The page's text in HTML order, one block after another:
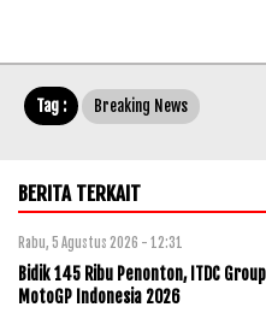
Tag : Breaking News
BERITA TERKAIT
Rabu, 5 Agustus 2026 - 12:31
Bidik 145 Ribu Penonton, ITDC
MotoGP Indonesia 2026